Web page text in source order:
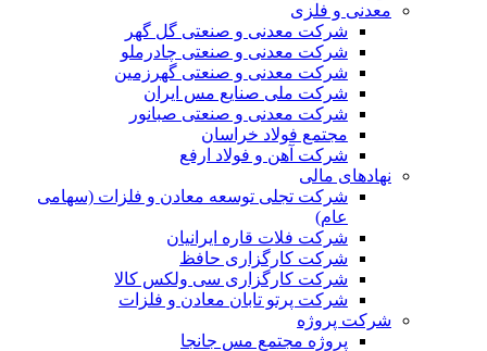
معدنی و فلزی
شرکت معدنی و صنعتی گل گهر
شرکت معدنی و صنعتی چادرملو
شرکت معدنی و صنعتی گهرزمین
شرکت ملی صنایع مس ایران
شرکت معدنی و صنعتی صبانور
مجتمع فولاد خراسان
شرکت آهن و فولاد ارفع
نهادهای مالی
شرکت تجلی توسعه معادن و فلزات (سهامی
عام)
شرکت فلات قاره ایرانیان
شرکت کارگزاری حافظ
شرکت کارگزاری سی ولکس کالا
شرکت پرتو تابان معادن و فلزات
شرکت پروژه
پروژه مجتمع مس جانجا